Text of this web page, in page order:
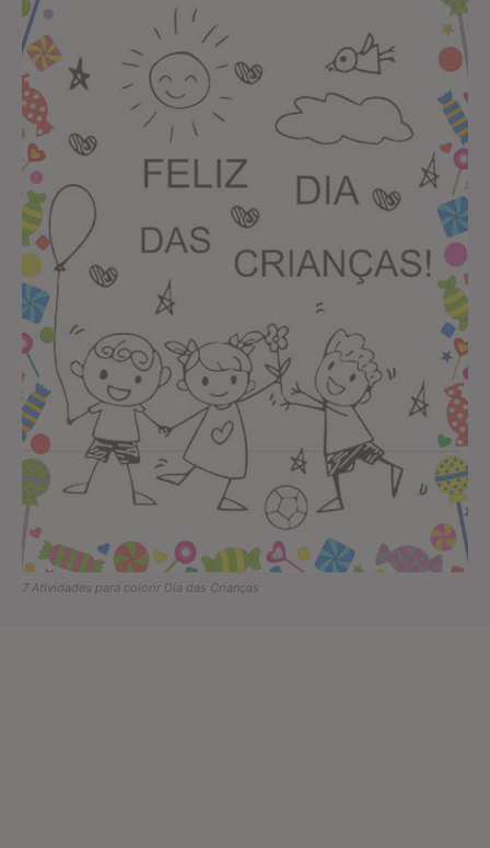
7 Atividades para colorir Dia das Crianças